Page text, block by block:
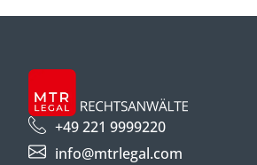
+49 221 9999220
info@mtrlegal.com